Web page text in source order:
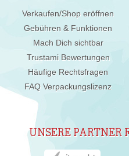
Verkaufen/Shop eröffnen
Gebühren & Funktionen
Mach Dich sichtbar
Trustami Bewertungen
Häufige Rechtsfragen
FAQ Verpackungslizenz
UNSERE PARTNER